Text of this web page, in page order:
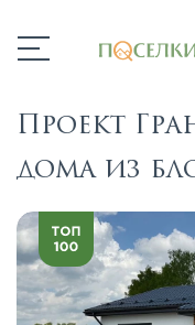
Проект
дома из